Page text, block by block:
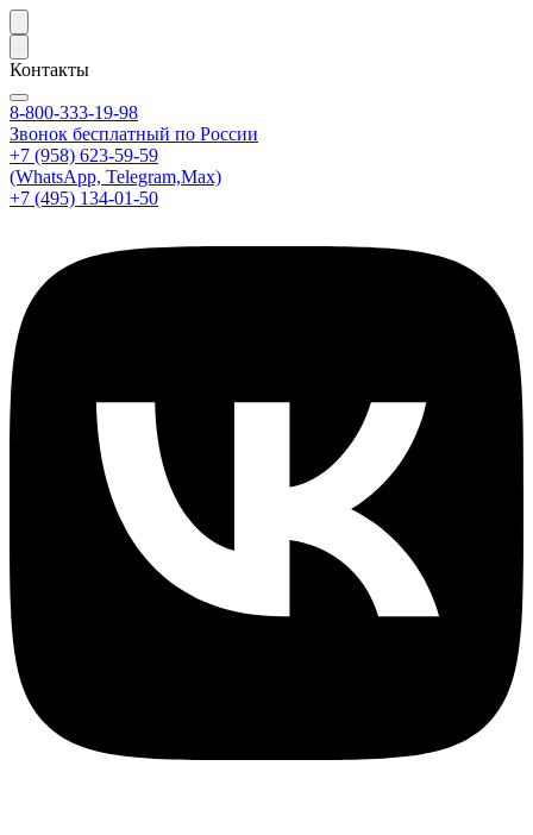
Контакты
8-800-333-19-98
Звонок бесплатный по России
+7 (958) 623-59-59
(WhatsApp, Telegram,Max)
+7 (495) 134-01-50